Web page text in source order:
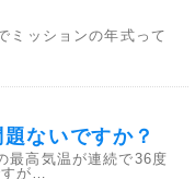
ミッションの年式って
ないですか？
最高気温が連続で36度
が…